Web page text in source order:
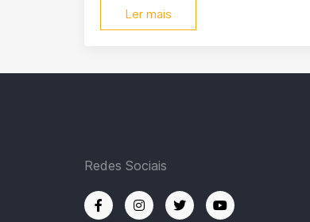
Ler mais
Redes Sociais